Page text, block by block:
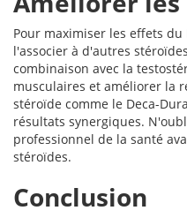
Pour maximiser les effets
l'associer à d'autres
combinaison avec la
musculaires et améliorer la
stéroïde comme le Deca-
résultats synergiques.
professionnel de la santé
stéroïdes.
Conclusion